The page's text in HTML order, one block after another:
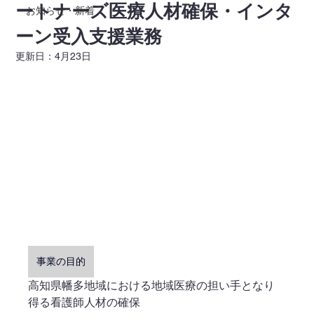
お知らせ・新着
ートナーズ医療人材確保・インタ
ーン受入支援業務
更新日：4月23日
事業の目的
高知県幡多地域における地域医療の担い手となり
得る看護師人材の確保